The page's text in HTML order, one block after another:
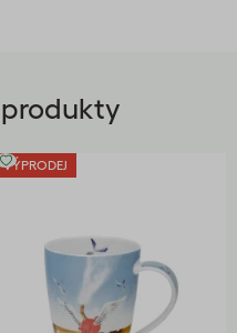
VÝPRODEJ